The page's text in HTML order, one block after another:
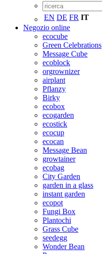
EN DE FR IT
Negozio online
ecocube
Green Celebrations
Message Cube
ecoblock
orgrownizer
airplant
Pflanzy
Birky
ecobox
ecogarden
ecostick
ecocup
ecocan
Message Bean
growtainer
ecobag
City Garden
garden in a glass
instant garden
ecopot
Fungi Box
Plantochi
Grass Cube
seedegg
Wonder Bean